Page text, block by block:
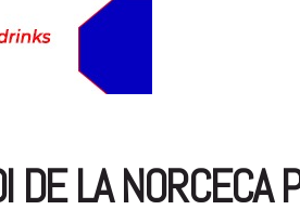
DE LA NORCECA